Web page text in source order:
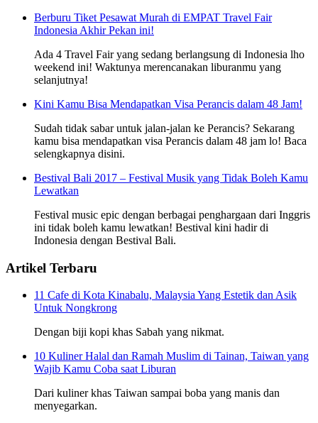
Berburu Tiket Pesawat Murah di EMPAT Travel Fair
Indonesia Akhir Pekan ini!
Ada 4 Travel Fair yang sedang berlangsung di Indonesia lho
weekend ini! Waktunya merencanakan liburanmu yang
selanjutnya!
Kini Kamu Bisa Mendapatkan Visa Perancis dalam 48 Jam!
Sudah tidak sabar untuk jalan-jalan ke Perancis? Sekarang
kamu bisa mendapatkan visa Perancis dalam 48 jam lo! Baca
selengkapnya disini.
Bestival Bali 2017 – Festival Musik yang Tidak Boleh Kamu
Lewatkan
Festival music epic dengan berbagai penghargaan dari Inggris
ini tidak boleh kamu lewatkan! Bestival kini hadir di
Indonesia dengan Bestival Bali.
Artikel Terbaru
11 Cafe di Kota Kinabalu, Malaysia Yang Estetik dan Asik
Untuk Nongkrong
Dengan biji kopi khas Sabah yang nikmat.
10 Kuliner Halal dan Ramah Muslim di Tainan, Taiwan yang
Wajib Kamu Coba saat Liburan
Dari kuliner khas Taiwan sampai boba yang manis dan
menyegarkan.